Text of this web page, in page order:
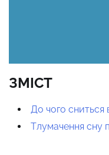
ЗМІСТ
До чого сниться
Тлумачення сну